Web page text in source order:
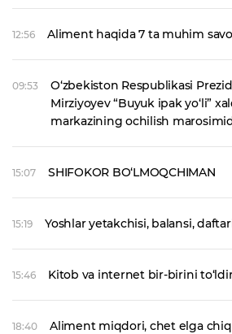
12:56 Aliment haqida 7 ta muhim
09:53
O‘zbekiston Respublikasi
Mirziyoyev “Buyuk ipak yo‘li”
markazining ochilish
15:07 SHIFOKOR BO‘LMOQCHIMAN
15:19 Yoshlar yetakchisi, balansi,
15:46 Kitob va internet bir-birini
18:40
Aliment miqdori, chet elga